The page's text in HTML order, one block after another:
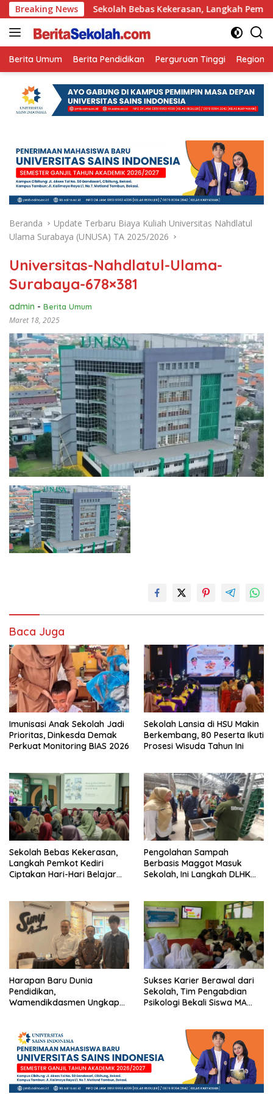
Langsung
ke
konten
Breaking NewsSekolah Bebas Kekerasan, Langkah Pemkot
Berita Umum Berita Pendidikan Perguruan Tinggi Regional
Beranda
Update Terbaru Biaya Kuliah Universitas Nahdlatul
Ulama Surabaya (UNUSA) TA 2025/2026
Universitas-Nahdlatul-Ulama-
Surabaya-678×381
admin - Berita Umum
Maret 18, 2025
Baca Juga
Imunisasi Anak Sekolah Jadi
Prioritas, Dinkesda Demak
Perkuat Monitoring BIAS 2026
Sekolah Lansia di HSU Makin
Berkembang, 80 Peserta Ikuti
Prosesi Wisuda Tahun Ini
Sekolah Bebas Kekerasan,
Langkah Pemkot Kediri
Ciptakan Hari-Hari Belajar
Pengolahan Sampah
Berbasis Maggot Masuk
Sekolah, Ini Langkah DLHK
Harapan Baru Dunia
Pendidikan,
Wamendikdasmen Ungkap
Sukses Karier Berawal dari
Sekolah, Tim Pengabdian
Psikologi Bekali Siswa MA